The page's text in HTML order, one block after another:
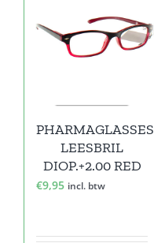
PHARMAGLASSES
LEESBRIL
DIOP.+2.00 RED
€9,95 incl. btw